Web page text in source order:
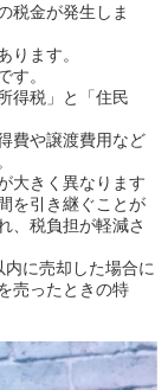
税金が発生しま
ります。
す。
得税」と「住民
費や譲渡費用など
大きく異なります
を引き継ぐことが
、税負担が軽減さ
に売却した場合に
売ったときの特